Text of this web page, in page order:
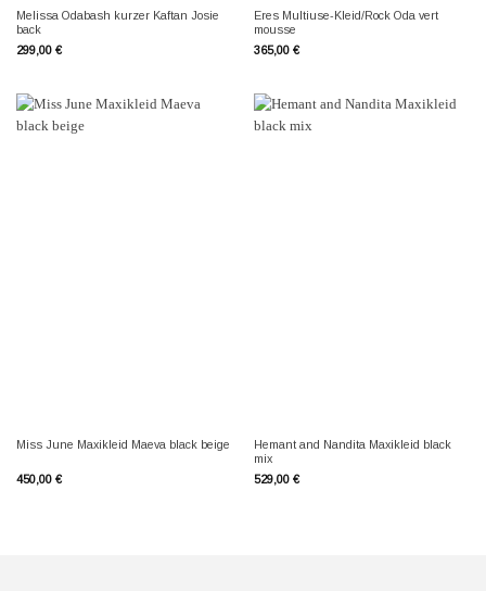
Melissa Odabash kurzer Kaftan Josie
back
299,00 €
Eres Multiuse-Kleid/Rock Oda vert
mousse
365,00 €
Miss June Maxikleid Maeva black beige
450,00 €
Hemant and Nandita Maxikleid black
mix
529,00 €